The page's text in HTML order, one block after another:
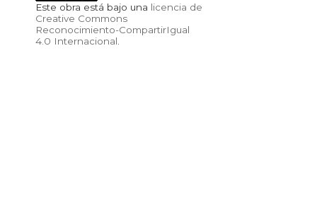
Este obra está bajo una licencia de
Creative Commons
Reconocimiento-CompartirIgual
4.0 Internacional